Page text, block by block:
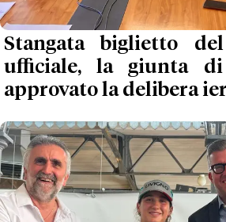
Stangata biglietto
ufficiale, la giunta
approvato la delibera